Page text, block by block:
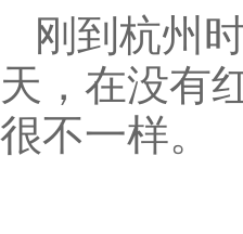
刚到杭州
天，在没有
很不一样。